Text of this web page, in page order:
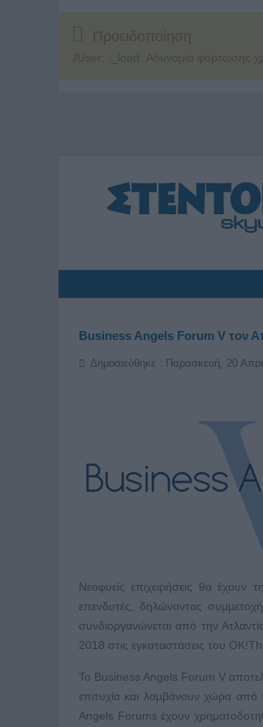
Προειδοποίηση
JUser: :_load: Αδυναμία φόρτωσης
Business Angels Forum V τον
Δημοσιεύθηκε : Παρασκευή, 20
Νεοφυείς επιχειρήσεις θα έχουν
επενδυτές, δηλώνοντας
συνδιοργανώνεται από την
2018 στις εγκαταστάσεις του
Το Business Angels Forum V
επιτυχία και λαμβάνουν χώρα
Angels Forums έχουν